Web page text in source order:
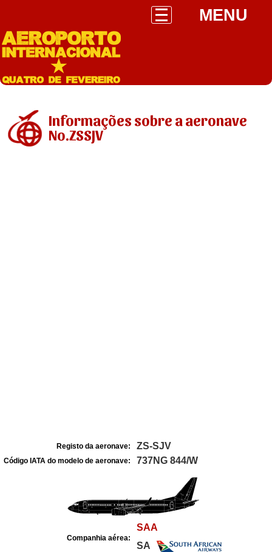
MENU
Informações sobre a aeronave
No.ZSSJV
Registo da aeronave: ZS-SJV
Código IATA do modelo de aeronave: 737NG 844/W
Companhia aérea:
SAA
SA